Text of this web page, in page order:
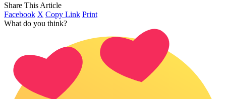
Share This Article
Facebook X Copy Link Print
What do you think?